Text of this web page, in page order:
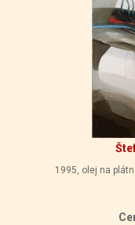
1995, olej na